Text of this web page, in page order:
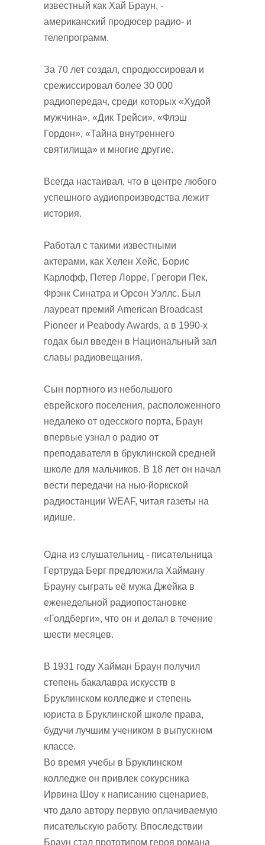
известный как Хай Браун, -
американский продюсер радио- и
телепрограмм.
За 70 лет создал, спродюссировал и
срежиссировал более 30 000
радиопередач, среди которых «Худой
мужчина», «Дик Трейси», «Флэш
Гордон», «Тайна внутреннего
святилища» и многие другие.
Всегда настаивал, что в центре любого
успешного аудиопроизводства лежит
история.
Работал с такими известными
актерами, как Хелен Хейс, Борис
Карлофф, Петер Лорре, Грегори Пек,
Фрэнк Синатра и Орсон Уэллс. Был
лауреат премий American Broadcast
Pioneer и Peabody Awards, а в 1990-х
годах был введен в Национальный зал
славы радиовещания.
Сын портного из небольшого
еврейского поселения, расположенного
недалеко от одесского порта, Браун
впервые узнал о радио от
преподавателя в бруклинской средней
школе для мальчиков. В 18 лет он начал
вести передачи на нью-йоркской
радиостанции WEAF, читая газеты на
идише.
Одна из слушательниц - писательница
Гертруда Берг предложила Хайману
Брауну сыграть её мужа Джейка в
еженедельной радиопостановке
«Голдберги», что он и делал в течение
шести месяцев.
В 1931 году Хайман Браун получил
степень бакалавра искусств в
Бруклинском колледже и степень
юриста в Бруклинской школе права,
будучи лучшим учеником в выпускном
классе.
Во время учебы в Бруклинском
колледже он привлек сокурсника
Ирвина Шоу к написанию сценариев,
что дало автору первую оплачиваемую
писательскую работу. Впоследствии
Браун стал прототипом героя романа